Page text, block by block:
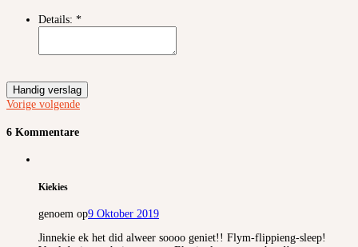
Details: *
Handig verslag
Vorige volgende
6 Kommentare
Kiekies
genoem op9 Oktober 2019
Jinnekie ek het did alweer soooo geniet!! Flym-flippieng-sleep!